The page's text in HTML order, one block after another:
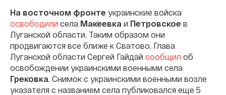
На восточном фронте украинские войска
освободили села Макеевка и Петровское в
Луганской области. Таким образом они
продвигаются все ближе к Сватово. Глава
Луганской области Сергей Гайдай сообщил об
освобождении украинскими военными села
Грековка . Снимок с украинскими военными возле
указателя с названием села публиковался еще 5